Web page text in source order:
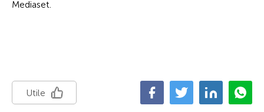
Mediaset.
Utile